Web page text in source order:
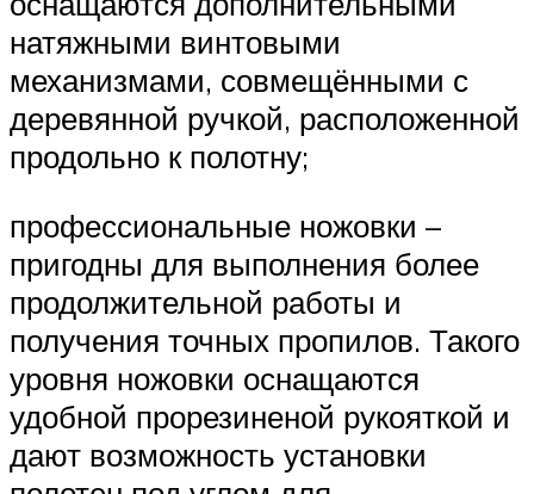
натяжными винтовыми
механизмами, совмещёнными с
деревянной ручкой, расположенной
продольно к полотну;
профессиональные ножовки –
пригодны для выполнения более
продолжительной работы и
получения точных пропилов. Такого
уровня ножовки оснащаются
удобной прорезиненой рукояткой и
дают возможность установки